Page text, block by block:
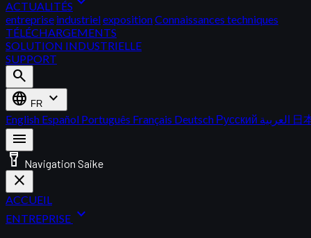
ACTUALITÉS
entreprise industrielexpositionConnaissances techniques
TÉLÉCHARGEMENTS
SOLUTION INDUSTRIELLE
SUPPORT
search
language FR expand_more
English Español Português Français Deutsch Русский 日
menu
flashlight_on Navigation Saike
close
ACCUEIL
ENTREPRISE expand_more